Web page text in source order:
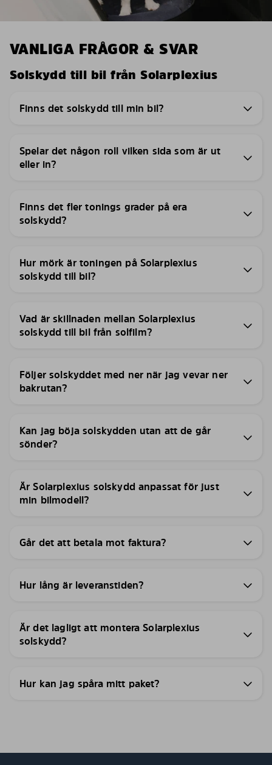
VANLIGA FRÅGOR & SVAR
Solskydd till bil från Solarplexius
Finns det solskydd till min bil?
Spelar det någon roll vilken sida som är ut
eller in?
Finns det fler tonings grader på era
solskydd?
Hur mörk är toningen på Solarplexius
solskydd till bil?
Vad är skillnaden mellan Solarplexius
solskydd till bil från solfilm?
Följer solskyddet med ner när jag vevar ner
bakrutan?
Kan jag böja solskydden utan att de går
sönder?
Är Solarplexius solskydd anpassat för just
min bilmodell?
Går det att betala mot faktura?
Hur lång är leveranstiden?
Är det lagligt att montera Solarplexius
solskydd?
Hur kan jag spåra mitt paket?